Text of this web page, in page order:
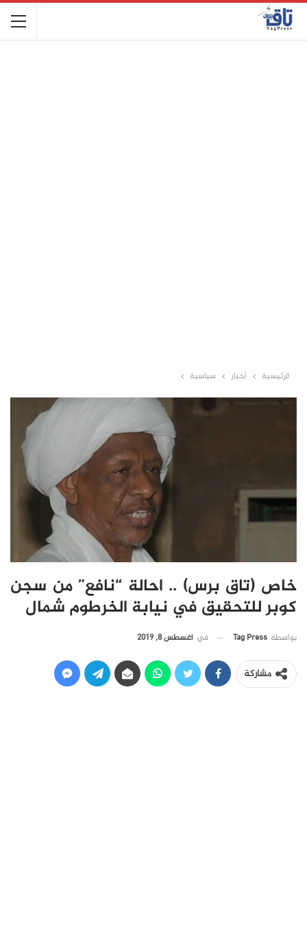
الرئيسية أخبار سياسية
خاص (تاق برس) .. احالة “نافع” من سجن
كوبر للتحقيق في نيابة الخرطوم شمال
بواسطة Tag Press في أغسطس 8, 2019
مشاركة